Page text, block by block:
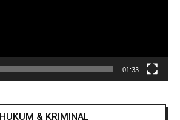
01:33
HUKUM & KRIMINAL